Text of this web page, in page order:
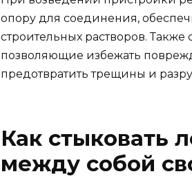
опору для соединения,
строительных растворов.
позволяющие избежать
предотвратить трещины и
Как стыковать
между собой